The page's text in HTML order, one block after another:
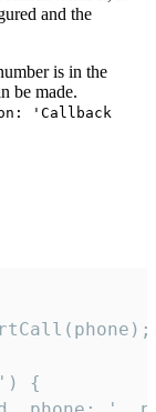
and the
is in the
be made.
'Callback
{